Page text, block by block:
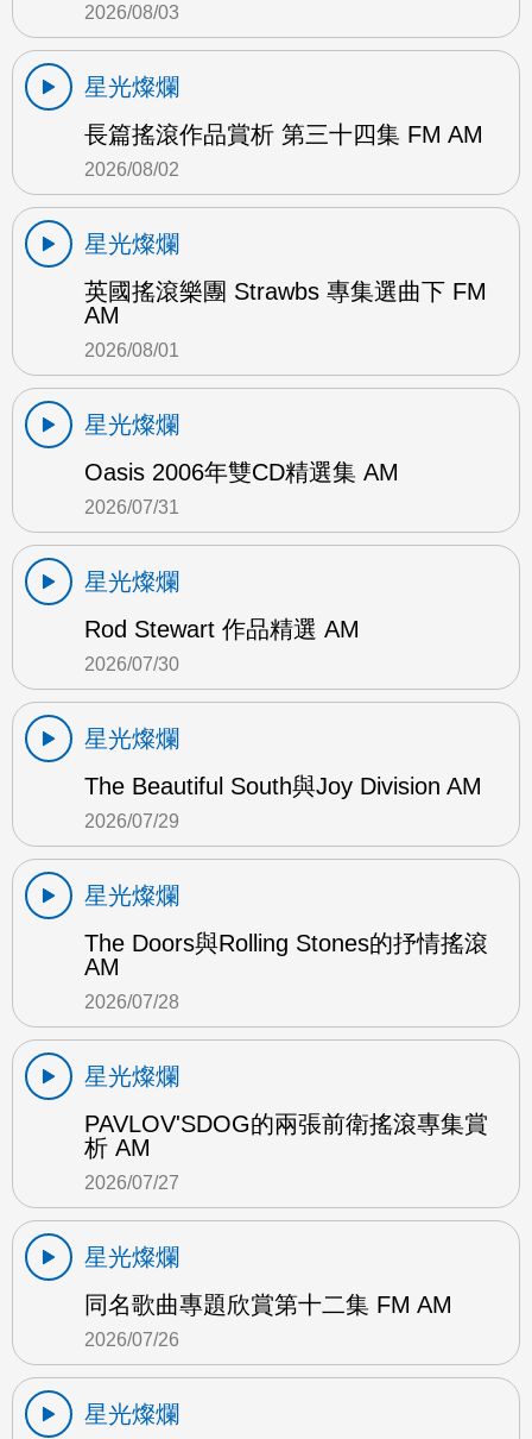
2026/08/03
星光燦爛
長篇搖滾作品賞析 第三十四集 FM AM
2026/08/02
星光燦爛
英國搖滾樂團 Strawbs 專集選曲下 FM
AM
2026/08/01
星光燦爛
Oasis 2006年雙CD精選集 AM
2026/07/31
星光燦爛
Rod Stewart 作品精選 AM
2026/07/30
星光燦爛
The Beautiful South與Joy Division AM
2026/07/29
星光燦爛
The Doors與Rolling Stones的抒情搖滾
AM
2026/07/28
星光燦爛
PAVLOV'SDOG的兩張前衛搖滾專集賞
析 AM
2026/07/27
星光燦爛
同名歌曲專題欣賞第十二集 FM AM
2026/07/26
星光燦爛